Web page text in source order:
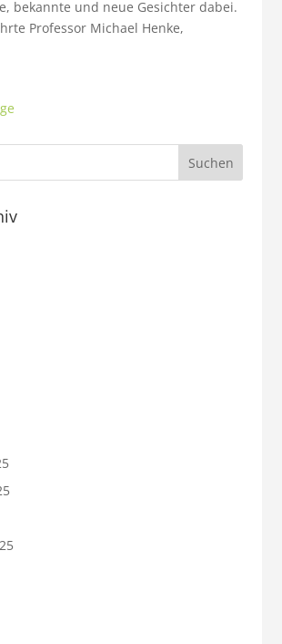
bekannte und neue Gesichter dabei.
Professor Michael Henke,